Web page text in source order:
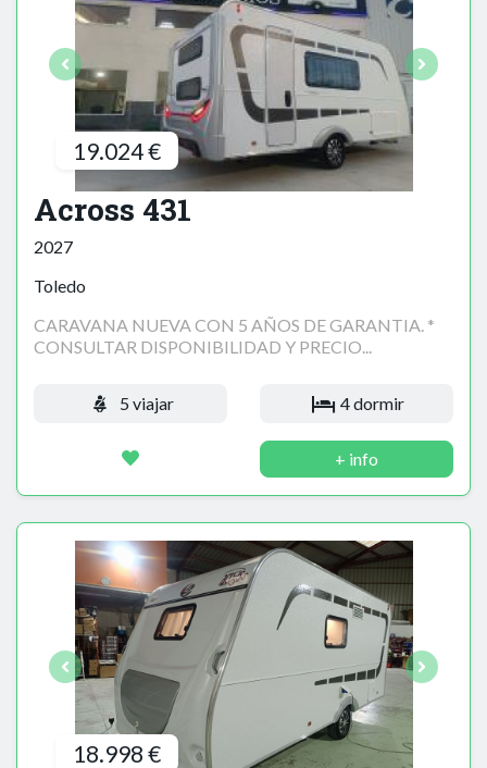
19.024 €
Across 431
2027
Toledo
CARAVANA NUEVA CON 5 AÑOS DE GARANTIA. *
CONSULTAR DISPONIBILIDAD Y PRECIO...
5 viajar 4 dormir
+ info
18.998 €